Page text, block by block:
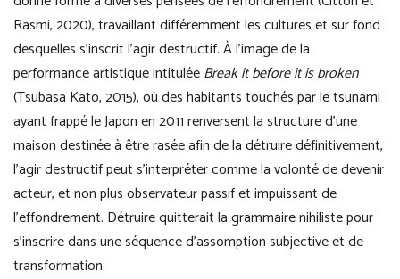
Rasmi, 2020), travaillant différemment les cultures et sur fond
desquelles s’inscrit l’agir destructif. À l’image de la
performance artistique intituléeBreak it before it is broken
(Tsubasa Kato, 2015), où des habitants touchés par le tsunami
ayant frappé le Japon en 2011 renversent la structure d’une
maison destinée à être rasée afin de la détruire définitivement,
l’agir destructif peut s’interpréter comme la volonté de devenir
acteur, et non plus observateur passif et impuissant de
l’effondrement. Détruire quitterait la grammaire nihiliste pour
s’inscrire dans une séquence d’assomption subjective et de
transformation.